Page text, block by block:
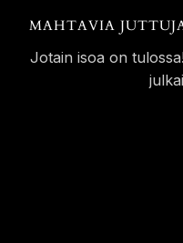
MAHTAVIA
Jotain isoa on